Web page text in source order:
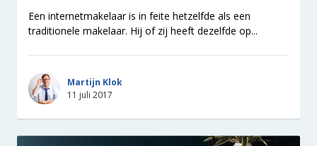
Een internetmakelaar is in feite hetzelfde als een
traditionele makelaar. Hij of zij heeft dezelfde op...
Martijn Klok
11 juli 2017